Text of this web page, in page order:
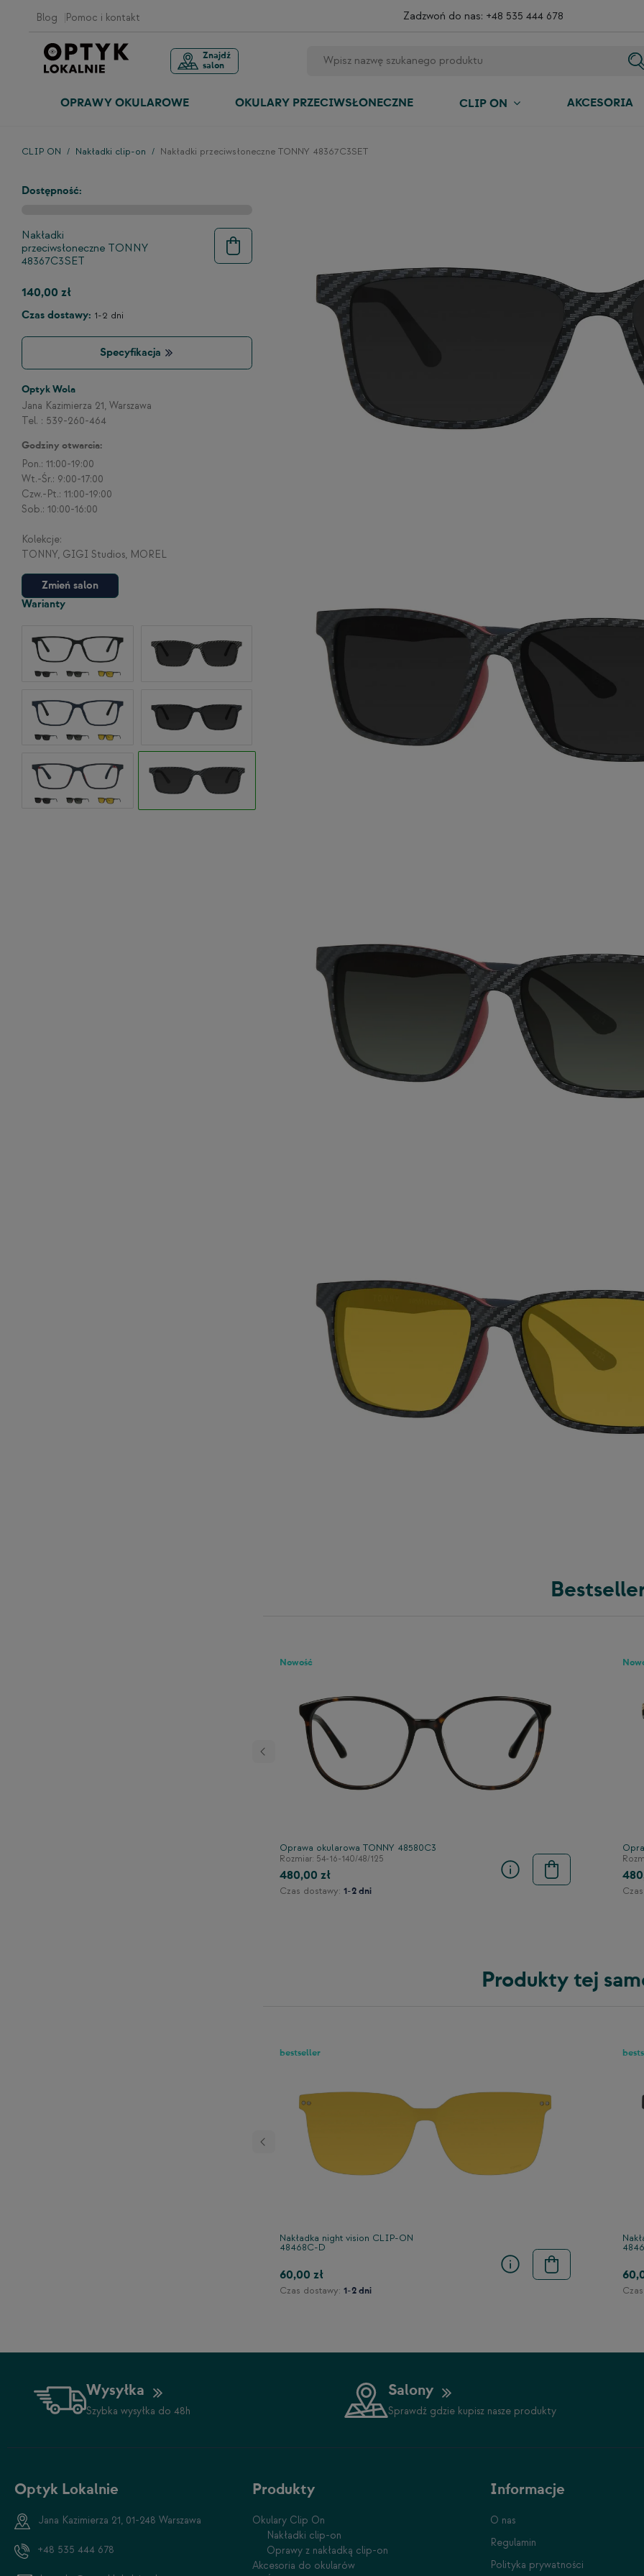
Blog Pomoc i kontakt Zadzwoń do nas: +48 535 444 678
Znajdź
salon
OPRAWY OKULAROWE OKULARY PRZECIWSŁONECZNE CLIP ON AKCESORIA
CLIP ON Nakładki clip-on Nakładki przeciwsłoneczne TONNY 48367C3SET
Dostępność:
Nakładki
przeciwsłoneczne TONNY
48367C3SET
140,00 zł
Czas dostawy: 1-2 dni
Specyfikacja
Optyk Wola
Jana Kazimierza 21, Warszawa
Tel. : 539-260-464
Godziny otwarcia:
Zmień salon
Pon.: 11:00-19:00
Wt.-Śr.: 9:00-17:00
Czw.-Pt.: 11:00-19:00
Sob.: 10:00-16:00
Kolekcje:
TONNY, GIGI Studios, MOREL
Warianty
Nowość
Oprawa okularowa TONNY 48580C3
Rozmiar: 54-16-140/48/125
480,00 zł
Czas dostawy: 1-2 dni
Produkty tej
bestseller
Nakładka night vision CLIP-ON
48468C-D
60,00 zł
Czas dostawy: 1-2 dni
Wysyłka
Szybka wysyłka do 48h
Salony
Sprawdź gdzie kupisz nasze produkty
Optyk Lokalnie
Jana Kazimierza 21, 01-248 Warszawa
+48 535 444 678
Produkty
Okulary Clip On
Nakładki clip-on
Oprawy z nakładką clip-on
Akcesoria do okularów
Informacje
O nas
Regulamin
Polityka prywatności